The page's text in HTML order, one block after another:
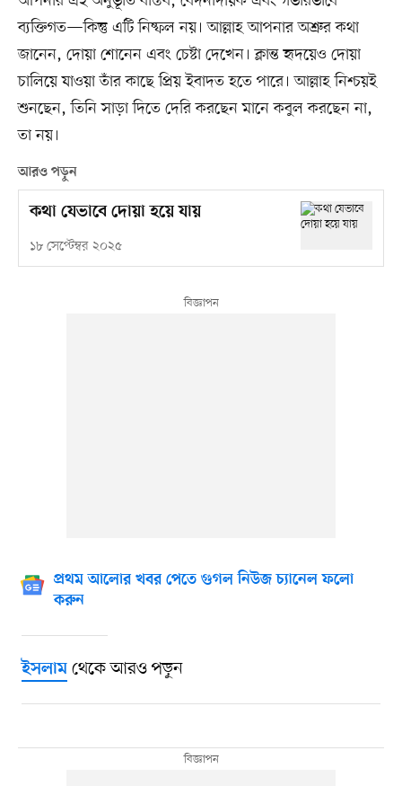
ব্যক্তিগত—কিন্তু এটি নিষ্ফল নয়। আল্লাহ আপনার অশ্রুর কথা
জানেন, দোয়া শোনেন এবং চেষ্টা দেখেন। ক্লান্ত হৃদয়েও দোয়া
চালিয়ে যাওয়া তাঁর কাছে প্রিয় ইবাদত হতে পারে। আল্লাহ নিশ্চয়ই
শুনছেন, তিনি সাড়া দিতে দেরি করছেন মানে কবুল করছেন না,
তা নয়।
আরও পড়ুন
কথা যেভাবে দোয়া হয়ে যায়
১৮ সেপ্টেম্বর ২০২৫
প্রথম আলোর খবর পেতে গুগল নিউজ চ্যানেল ফলো
করুন
ইসলামথেকে আরও পড়ুন